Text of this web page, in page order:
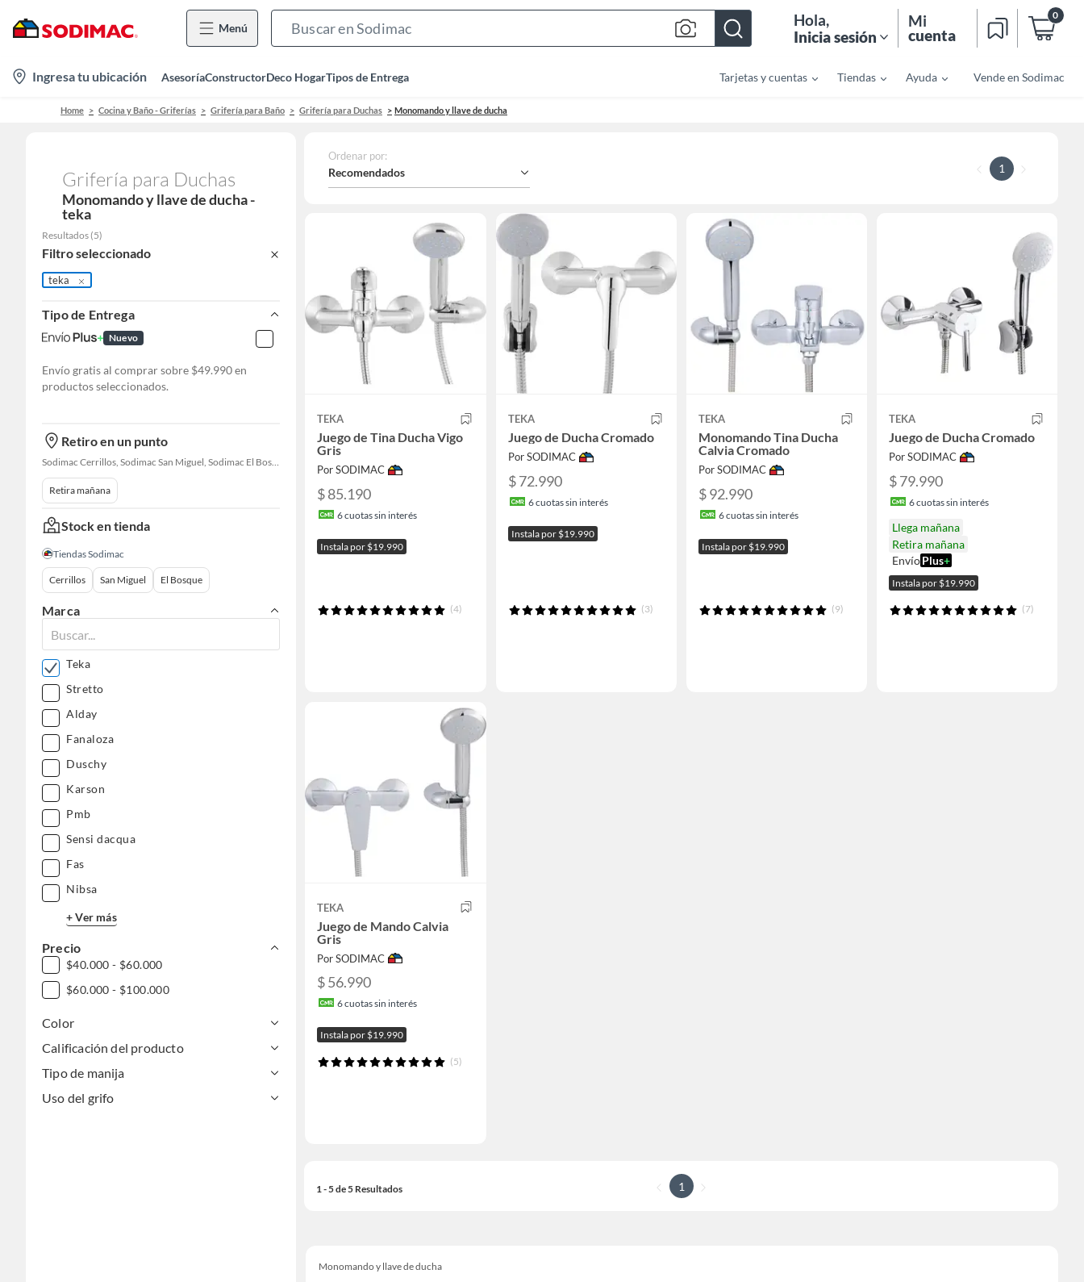
Menú
Bar
Hola,
Inicia sesión
Mi
cuenta
0
location-
icon
Ingresa tu ubicación AsesoríaConstructorDeco HogarTipos de Entrega Tarjetas y cuentas Tiendas Ayuda Vende en Sodimac
Home Cocina y Baño - Griferías Grifería para Baño Grifería para Duchas Monomando y llave de ducha
Grifería para Duchas
Monomando y llave de ducha -
teka
Resultados (5)
Filtro seleccionado
teka
Tipo de Entrega
Nuevo
Envío gratis al comprar sobre $49.990 en
productos seleccionados.
Retiro en un punto
Sodimac Cerrillos, Sodimac San Miguel, Sodimac El Bosque
Retira mañana
Stock en tienda
Tiendas Sodimac
Cerrillos San Miguel El Bosque
Marca
Teka
Stretto
Alday
Fanaloza
Duschy
Karson
Pmb
Sensi dacqua
Fas
Nibsa
+ Ver más
Precio
$40.000 - $60.000
$60.000 - $100.000
Color
Calificación del producto
Tipo de manija
Uso del grifo
Ordenar por:
Recomendados 1
TEKA
Juego de Tina Ducha Vigo
Gris
Por SODIMAC
$ 85.190
6cuotas sin interés
Instala por $19.990
(4)
TEKA
Juego de Ducha Cromado
Por SODIMAC
$ 72.990
6cuotas sin interés
Instala por $19.990
(3)
TEKA
Monomando Tina Ducha
Calvia Cromado
Por SODIMAC
$ 92.990
6cuotas sin interés
Instala por $19.990
(9)
TEKA
Juego de Ducha Cromado
Por SODIMAC
$ 79.990
6cuotas sin interés
Llega mañana
Retira mañana
EnvíoPlus+
Instala por $19.990
(7)
TEKA
Juego de Mando Calvia
Gris
Por SODIMAC
$ 56.990
6cuotas sin interés
Instala por $19.990
(5)
1 - 5 de 5 Resultados 1
Monomando y llave de ducha